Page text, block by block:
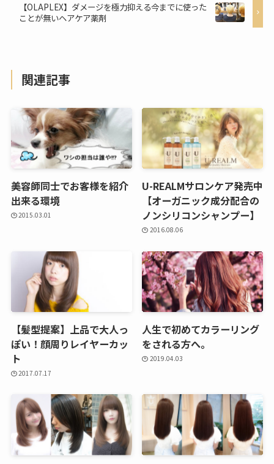
【OLAPLEX】ダメージを極力抑える今までに使った
ことが無いヘアケア薬剤
関連記事
美容師同士でお客様を紹介
出来る環境
2015.03.01
U-REALMサロンケア発売中
【オーガニック成分配合の
ノンシリコンシャンプー】
2016.08.06
【髪型提案】上品で大人っ
ぽい！顔周りレイヤーカッ
ト
2017.07.17
人生で初めてカラーリング
をされる方へ。
2019.04.03